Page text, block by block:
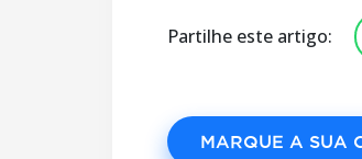
Partilhe este artigo:
MARQUE A SUA